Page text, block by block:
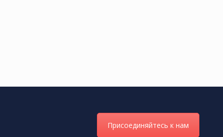
Присоединяйтесь к нам